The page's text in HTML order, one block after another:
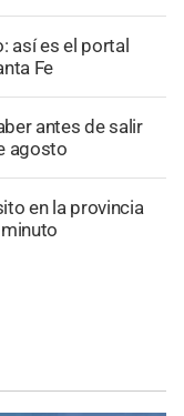
así es el portal
Fe
antes de salir
agosto
en la provincia